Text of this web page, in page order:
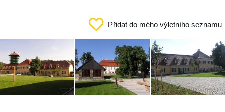
Přidat do mého výletního seznamu